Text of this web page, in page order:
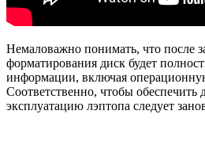
Немаловажно понимать, что после
форматирования диск будет
информации, включая
Соответственно, чтобы
эксплуатацию лэптопа следует